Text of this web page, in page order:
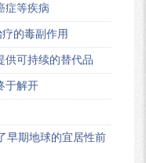
症等疾病
的毒副作用
供可持续的替代品
于解开
早期地球的宜居性前